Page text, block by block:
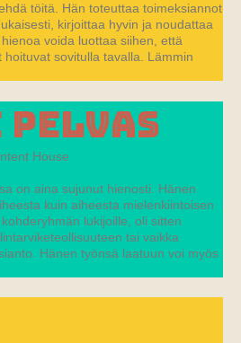
töitä. Hän toteuttaa toimeksiannot
kirjoittaa hyvin ja noudattaa
voida luottaa siihen, että
sovitulla tavalla. Lämmin
House
on aina sujunut hienosti. Hänen
kuin aiheesta mielenkiintoisen
lukijoille, oli sitten
tai vaikka
Hänen työnsä laatuun voi myös